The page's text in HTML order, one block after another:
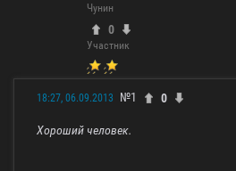
Чунин
0
Участник
18:27, 06.09.2013 №1 0
Хороший человек.